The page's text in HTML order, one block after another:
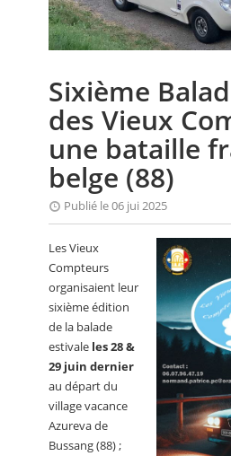
FOCUS
ANNUAIRES
PETITES ANNONCES
Sixième
des Vieux
une bataille
belge (88)
Publié le 06 jui 2025
Les Vieux
Compteurs
organisaient leur
sixième édition
de la balade
estivale les 28 &
29 juin dernier
au départ du
village vacance
Azureva de
Bussang (88) ;